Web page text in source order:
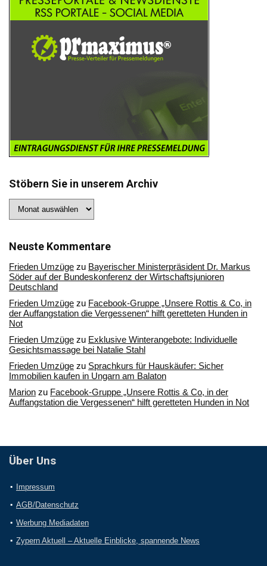
Stöbern Sie in unserem Archiv
Sie
Archiv
Neuste Kommentare
Frieden Umzüge zu Bayerischer Ministerpräsident Dr. Markus
Söder auf der Bundeskonferenz der Wirtschaftsjunioren
Deutschland
Frieden Umzüge zu Facebook-Gruppe „Unsere Rottis & Co, in
der Auffangstation die Vergessenen“ hilft geretteten Hunden in
Not
Frieden Umzüge zu Exklusive Winterangebote: Individuelle
Gesichtsmassage bei Natalie Stahl
Frieden Umzüge zu Sprachkurs für Hauskäufer: Sicher
Immobilien kaufen in Ungarn am Balaton
Marion zu Facebook-Gruppe „Unsere Rottis & Co, in der
Auffangstation die Vergessenen“ hilft geretteten Hunden in Not
Über Uns
Impressum
AGB/Datenschutz
Werbung Mediadaten
Zypern Aktuell – Aktuelle Einblicke, spannende News